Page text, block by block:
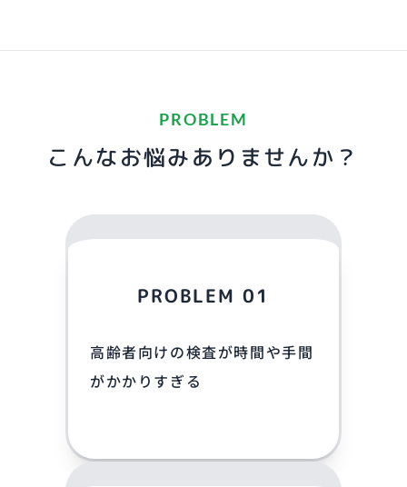
PROBLEM
こんなお悩みありませんか？
PROBLEM 01
高齢者向けの検査が時間や手間
がかかりすぎる